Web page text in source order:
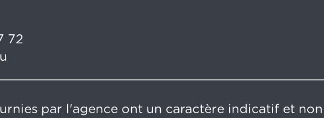
72
par l'agence ont un caractère indicatif et non